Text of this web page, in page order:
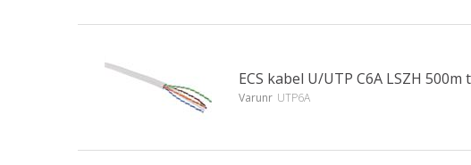
ECS kabel U/UTP C6A LSZH
Varunr UTP6A